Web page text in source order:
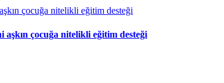
çocuğa nitelikli eğitim desteği